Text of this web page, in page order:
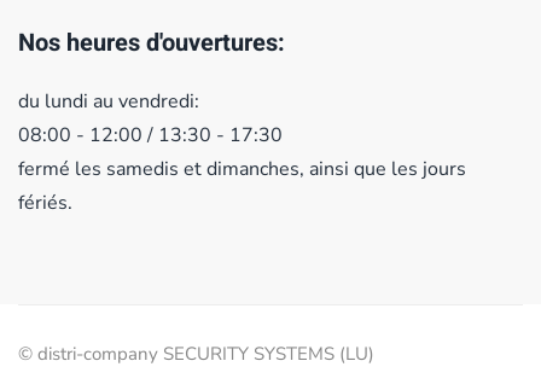
Nos heures d'ouvertures:
du lundi au vendredi:
08:00 - 12:00 / 13:30 - 17:30
fermé les samedis et dimanches, ainsi que les jours
fériés.
© distri-company SECURITY SYSTEMS (LU)